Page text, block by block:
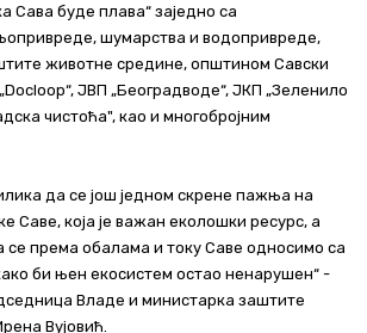
Сава буде плава“ заједно са
шумарства и водопривреде,
животне средине, општином Савски
ЈВП „Београдводе“, ЈКП „Зеленило
чистоћа", као и многобројним
да се још једном скрене пажња на
Саве, која је важан еколошки ресурс, а
се према обалама и току Саве односимо са
би њен екосистем остао ненарушен“ -
Владе и министарка заштите
Вујовић.